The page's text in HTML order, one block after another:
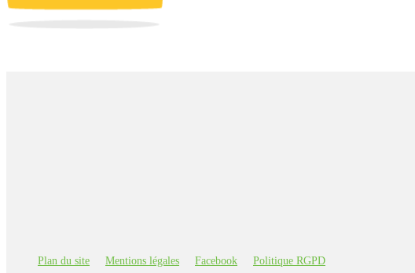
Plan du site Mentions légales Facebook Politique RGPD